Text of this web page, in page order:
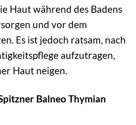
Haut während des Badens
und vor dem
Es ist jedoch ratsam, nach
aufzutragen,
Haut neigen.
Balneo Thymian